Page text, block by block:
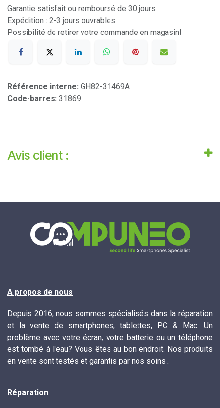
Garantie satisfait ou remboursé de 30 jours
Expédition : 2-3 jours ouvrables
Possibilité de retirer votre commande en magasin!
Référence interne: GH82-31469A
Code-barres: 31869
Avis client :
A propos de nous
Depuis 2016, nous sommes spécialisés dans la réparation
et la vente de smartphones, tablettes, PC & Mac. Un
problème avec votre écran, votre batterie ou un téléphone
est tombé à l'eau? Vous êtes au bon endroit. Nos produits
en vente sont testés et garantis par nos soins .
Réparation